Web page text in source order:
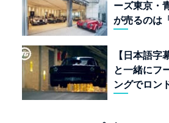
ーズ東京・
が売るのは
【日本語字
と一緒にフ
ングでロン